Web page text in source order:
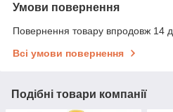
Умови повернення
Повернення товару впродовж 14
Всі умови повернення
Подібні товари компанії